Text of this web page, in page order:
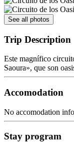
See all photos
Trip Description
Este magnífico
Saoura», que son
Accomodation
No accomodation
Stay program